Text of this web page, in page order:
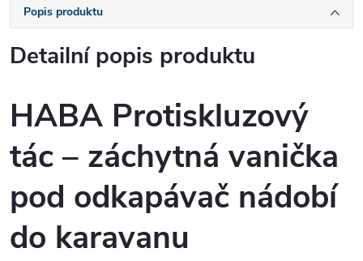
Popis produktu
Detailní popis produktu
HABA Protiskluzový
tác – záchytná vanička
pod odkapávač nádobí
do karavanu